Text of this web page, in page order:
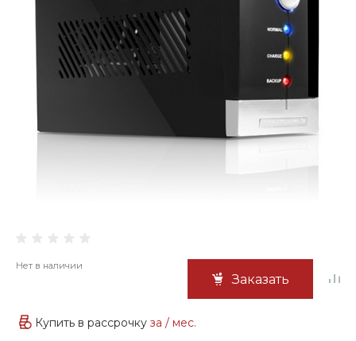
Нет в наличии
Заказать
Купить в рассрочку за / мес.